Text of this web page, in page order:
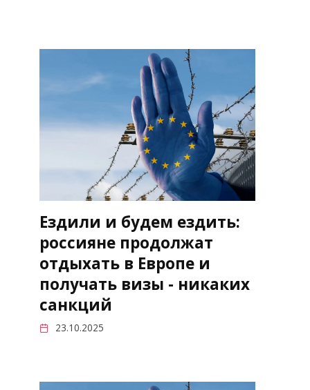
Ездили и будем ездить:
россияне продолжат
отдыхать в Европе и
получать визы - никаких
санкций
23.10.2025